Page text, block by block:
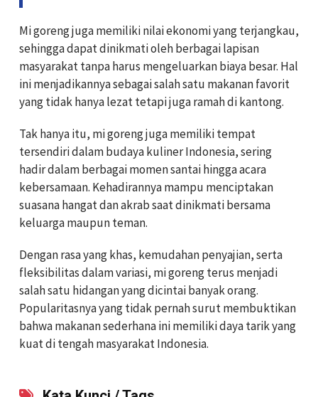
Mi goreng juga memiliki nilai ekonomi yang terjangkau,
sehingga dapat dinikmati oleh berbagai lapisan
masyarakat tanpa harus mengeluarkan biaya besar. Hal
ini menjadikannya sebagai salah satu makanan favorit
yang tidak hanya lezat tetapi juga ramah di kantong.
Tak hanya itu, mi goreng juga memiliki tempat
tersendiri dalam budaya kuliner Indonesia, sering
hadir dalam berbagai momen santai hingga acara
kebersamaan. Kehadirannya mampu menciptakan
suasana hangat dan akrab saat dinikmati bersama
keluarga maupun teman.
Dengan rasa yang khas, kemudahan penyajian, serta
fleksibilitas dalam variasi, mi goreng terus menjadi
salah satu hidangan yang dicintai banyak orang.
Popularitasnya yang tidak pernah surut membuktikan
bahwa makanan sederhana ini memiliki daya tarik yang
kuat di tengah masyarakat Indonesia.